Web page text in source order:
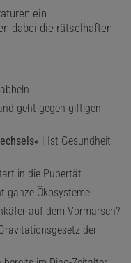
ein
dabei die rätselhaften
geht gegen giftigen
| Ist Gesundheit
in die Pubertät
ganze Ökosysteme
auf dem Vormarsch?
der